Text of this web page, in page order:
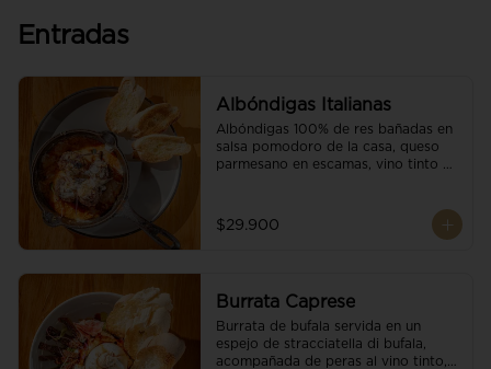
Entradas
Albóndigas Italianas
Albóndigas 100% de res bañadas en
salsa pomodoro de la casa, queso
parmesano en escamas, vino tinto y
$29.900
Burrata Caprese
Burrata de bufala servida en un
espejo de stracciatella di bufala,
acompañada de peras al vino tinto,